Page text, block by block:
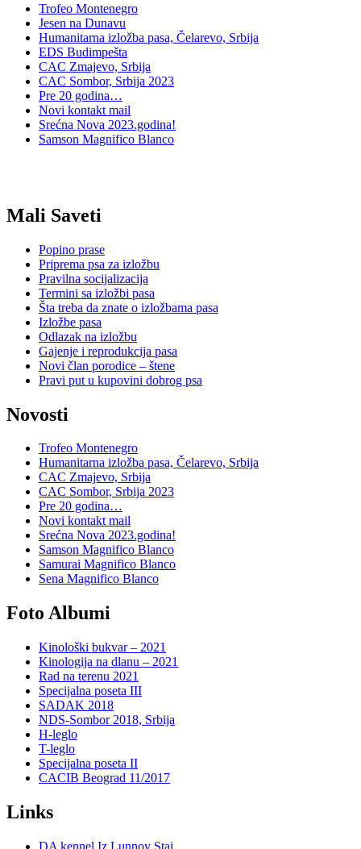
Trofeo Montenegro
Jesen na Dunavu
Humanitarna izložba pasa, Čelarevo, Srbija
EDS Budimpešta
CAC Zmajevo, Srbija
CAC Sombor, Srbija 2023
Pre 20 godina…
Novi kontakt mail
Srećna Nova 2023.godina!
Samson Magnifico Blanco
Mali Saveti
Popino prase
Priprema psa za izložbu
Pravilna socijalizacija
Termini sa izložbi pasa
Šta treba da znate o izložbama pasa
Izložbe pasa
Odlazak na izložbu
Gajenje i reprodukcija pasa
Novi član porodice – štene
Pravi put u kupovini dobrog psa
Novosti
Trofeo Montenegro
Humanitarna izložba pasa, Čelarevo, Srbija
CAC Zmajevo, Srbija
CAC Sombor, Srbija 2023
Pre 20 godina…
Novi kontakt mail
Srećna Nova 2023.godina!
Samson Magnifico Blanco
Samurai Magnifico Blanco
Sena Magnifico Blanco
Foto Albumi
Kinološki bukvar – 2021
Kinologija na dlanu – 2021
Rad na terenu 2021
Specijalna poseta III
SADAK 2018
NDS-Sombor 2018, Srbija
H-leglo
T-leglo
Specijalna poseta II
CACIB Beograd 11/2017
Links
DA kennel Iz Lunnoy Stai